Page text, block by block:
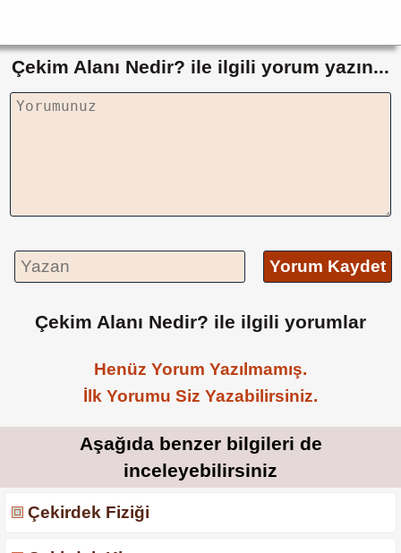
Çekim Alanı Nedir? ile ilgili yorum yazın...
Yorum Kaydet
Çekim Alanı Nedir? ile ilgili yorumlar
Henüz Yorum Yazılmamış.
İlk Yorumu Siz Yazabilirsiniz.
Aşağıda benzer bilgileri de
inceleyebilirsiniz
Çekirdek Fiziği